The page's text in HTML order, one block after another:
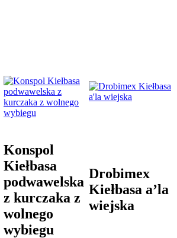
Konspol
Kiełbasa
podwawelska
z kurczaka z
wolnego
wybiegu
Drobimex
Kiełbasa a’la
wiejska